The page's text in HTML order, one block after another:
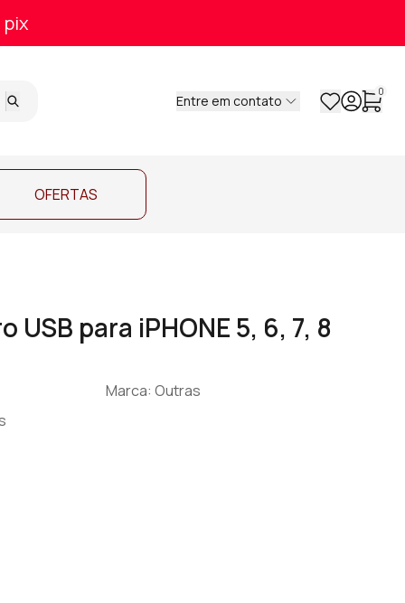
pix
Entre em contato
0
OFERTAS
para iPHONE 5, 6, 7, 8
Marca: Outras